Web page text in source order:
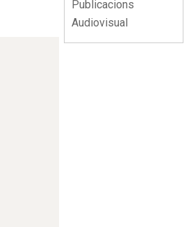
Publicacions
Audiovisual